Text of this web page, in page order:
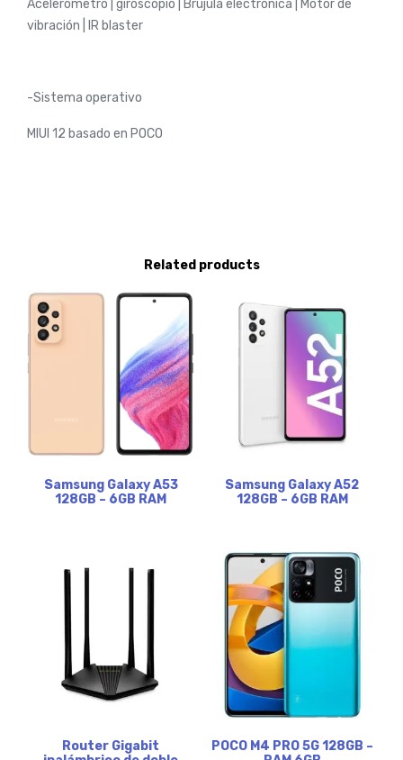
Acelerómetro | giroscopio | Brújula electrónica | Motor de
vibración | IR blaster
-Sistema operativo
MIUI 12 basado en POCO
Related products
Samsung Galaxy A53
128GB – 6GB RAM
Samsung Galaxy A52
128GB – 6GB RAM
Router Gigabit
POCO M4 PRO 5G 128GB –